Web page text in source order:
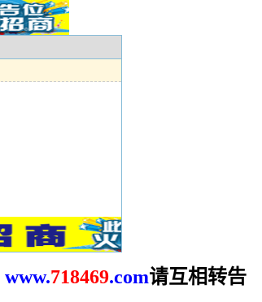
www.718469.com请互相转告